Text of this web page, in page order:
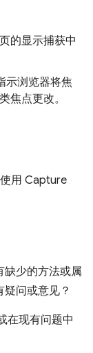
的显示捕获中
示浏览器将焦
焦点更改。
用 Capture
缺少的方法或属
问或意见？
在现有问题中